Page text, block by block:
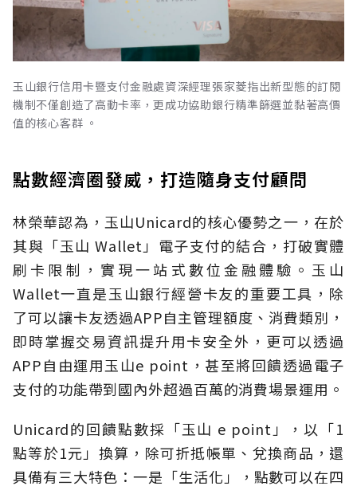
玉山銀行信用卡暨支付金融處資深經理張家菱指出新型態的訂閱
機制不僅創造了高動卡率，更成功協助銀行精準篩選並黏著高價
值的核心客群 。
點數經濟圈發威，打造隨身支付顧問
林榮華認為，玉山Unicard的核心優勢之一，在於
其與「玉山 Wallet」電子支付的結合，打破實體
刷卡限制，實現一站式數位金融體驗。玉山
Wallet一直是玉山銀行經營卡友的重要工具，除
了可以讓卡友透過APP自主管理額度、消費類別，
即時掌握交易資訊提升用卡安全外，更可以透過
APP自由運用玉山e point，甚至將回饋透過電子
支付的功能帶到國內外超過百萬的消費場景運用。
Unicard的回饋點數採「玉山 e point」，以「1
點等於1元」換算，除可折抵帳單、兌換商品，還
具備有三大特色：一是「生活化」，點數可以在四